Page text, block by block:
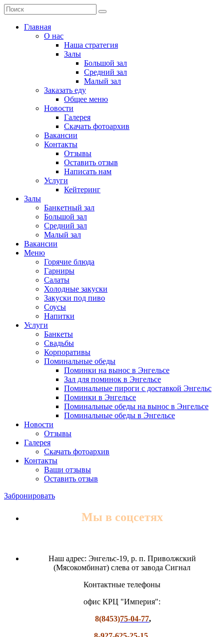
Главная
О нас
Наша стратегия
Залы
Большой зал
Средний зал
Малый зал
Заказать еду
Общее меню
Новости
Галерея
Скачать фотоархив
Вакансии
Контакты
Отзывы
Оставить отзыв
Написать нам
Услуги
Кейтеринг
Залы
Банкетный зал
Большой зал
Средний зал
Малый зал
Вакансии
Меню
Горячие блюда
Гарниры
Салаты
Холодные закуски
Закуски под пиво
Соусы
Напитки
Услуги
Банкеты
Свадьбы
Корпоративы
Поминальные обеды
Поминки на вынос в Энгельсе
Зал для поминок в Энгельсе
Поминальные пироги с доставкой Энгельс
Поминки в Энгельсе
Поминальные обеды на вынос в Энгельсе
Поминальные обеды в Энгельсе
Новости
Отзывы
Галерея
Скачать фотоархив
Контакты
Ваши отзывы
Оставить отзыв
Забронировать
Мы в соцсетях
Наш адрес: Энгельс-19, р. п. Приволжский
(Мясокомбинат) слева от завода Сигнал
Контактные телефоны
офис КРЦ "Империя":
8(8453)75-04-77,